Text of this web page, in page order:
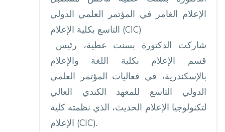
Sitemap
الإعلام الغامر في المؤتمر العلمي الدولي
التاسع بكلية الإعلام (CIC)
قسم الإعلام بكلية اللغة والإعلام
بالإسكندرية، في فعاليات المؤتمر العلمي
الدولي التاسع للمعهد الكندي العالي
لتكنولوجيا الإعلام الحديث، الذي نظمته كلية
الإعلام (CIC).